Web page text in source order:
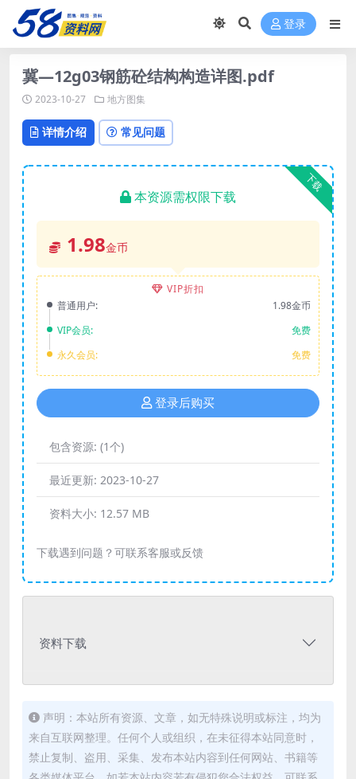
登录
冀—12g03钢筋砼结构构造详图.pdf
2023-10-27 地方图集
详情介绍 常见问题
下载
本资源需权限下载
1.98金币
VIP折扣
普通用户:
1.98金币
VIP会员:
免费
永久会员:
免费
登录后购买
包含资源: (1个)
最近更新: 2023-10-27
资料大小: 12.57 MB
下载遇到问题？可联系客服或反馈
资料下载
声明：本站所有资源、文章，如无特殊说明或标注，均为
来自互联网整理。任何个人或组织，在未征得本站同意时，
禁止复制、盗用、采集、发布本站内容到任何网站、书籍等